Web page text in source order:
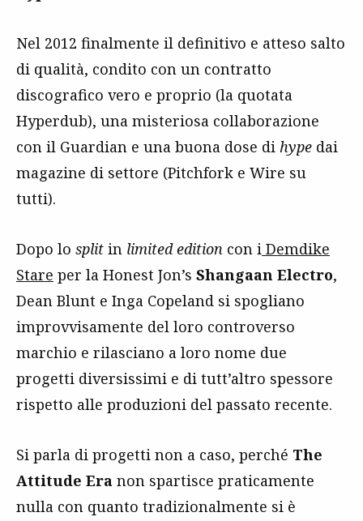
Nel 2012 finalmente il definitivo e atteso salto
di qualità, condito con un contratto
discografico vero e proprio (la quotata
Hyperdub), una misteriosa collaborazione
con il Guardian e una buona dose di hype dai
magazine di settore (Pitchfork e Wire su
tutti).
Dopo lo split in limited edition con i Demdike
Stare per la Honest Jon’s Shangaan Electro,
Dean Blunt e Inga Copeland si spogliano
improvvisamente del loro controverso
marchio e rilasciano a loro nome due
progetti diversissimi e di tutt’altro spessore
rispetto alle produzioni del passato recente.
Si parla di progetti non a caso, perché The
Attitude Era non spartisce praticamente
nulla con quanto tradizionalmente si è